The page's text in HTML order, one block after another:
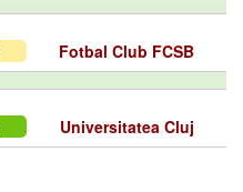
Fotbal Club FCSB
Universitatea Cluj